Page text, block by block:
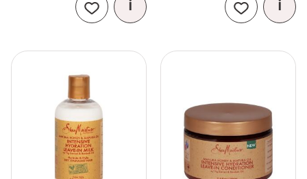
Lägg till i favoriter Lägg till i